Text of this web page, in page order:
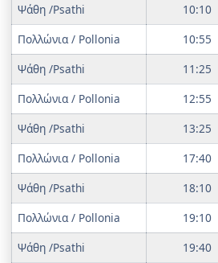
Ψάθη /Psathi
10:10
Πολλώνια / Pollonia
10:55
Ψάθη /Psathi
11:25
Πολλώνια / Pollonia
12:55
Ψάθη /Psathi
13:25
Πολλώνια / Pollonia
17:40
Ψάθη /Psathi
18:10
Πολλώνια / Pollonia
19:10
Ψάθη /Psathi
19:40